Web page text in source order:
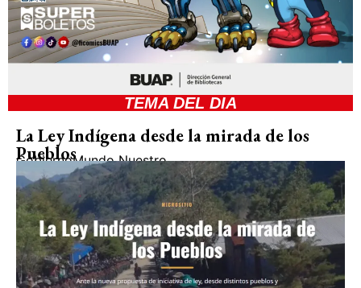
TEMA DEL DIA
La Ley Indígena desde la mirada de los
Pueblos
GobiernoMundo Nuestro